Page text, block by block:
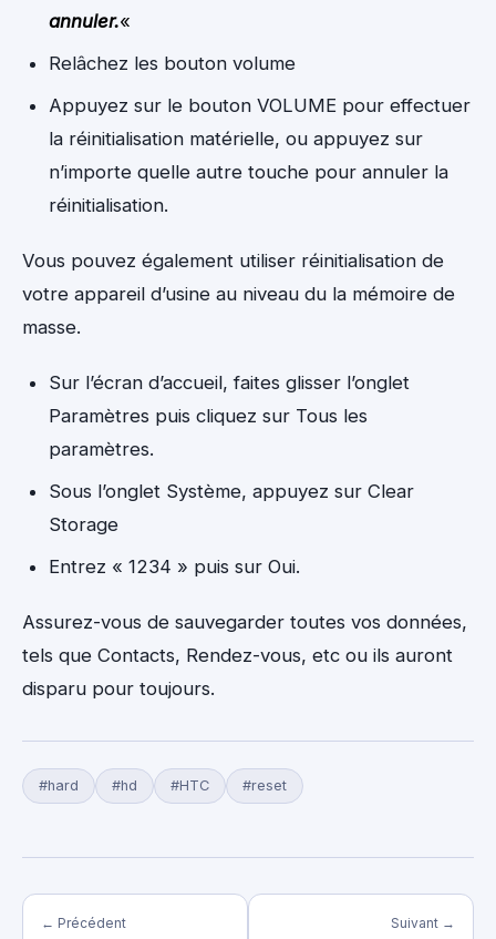
annuler.«
Relâchez les bouton volume
Appuyez sur le bouton VOLUME pour effectuer
la réinitialisation matérielle, ou appuyez sur
n’importe quelle autre touche pour annuler la
réinitialisation.
Vous pouvez également utiliser réinitialisation de
votre appareil d’usine au niveau du la mémoire de
masse.
Sur l’écran d’accueil, faites glisser l’onglet
Paramètres puis cliquez sur Tous les
paramètres.
Sous l’onglet Système, appuyez sur Clear
Storage
Entrez « 1234 » puis sur Oui.
Assurez-vous de sauvegarder toutes vos données,
tels que Contacts, Rendez-vous, etc ou ils auront
disparu pour toujours.
#hard #hd #HTC #reset
← Précédent Suivant →